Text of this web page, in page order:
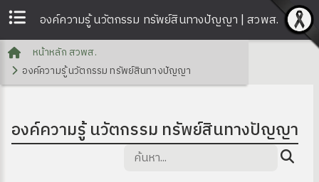
องค์ความรู้ นวัตกรรม ทรัพย์สินทางปัญญา | สวพส.
หน้าหลัก สวพส.
องค์ความรู้ นวัตกรรม ทรัพย์สินทางปัญญา
องค์ความรู้ นวัตกรรม ทรัพย์สินทางปัญญา